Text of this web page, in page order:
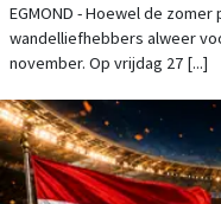
EGMOND - Hoewel de
wandelliefhebbers alweer
november. Op vrijdag 27 [...]